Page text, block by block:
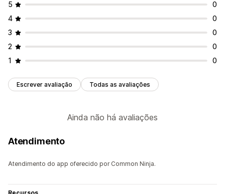
5
0
4
0
3
0
2
0
1
0
Escrever avaliação Todas as avaliações
Ainda não há avaliações
Atendimento
Atendimento do app oferecido por Common Ninja.